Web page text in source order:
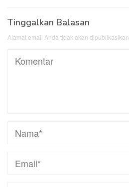
Tinggalkan Balasan
Alamat email Anda tidak akan dipublikasikan.